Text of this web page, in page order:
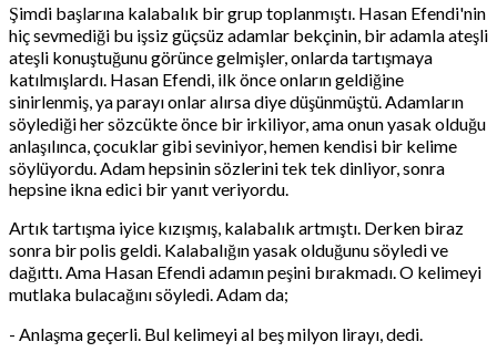
Şimdi başlarına kalabalık bir grup toplanmıştı. Hasan Efendi'nin
hiç sevmediği bu işsiz güçsüz adamlar bekçinin, bir adamla ateşli
ateşli konuştuğunu görünce gelmişler, onlarda tartışmaya
katılmışlardı. Hasan Efendi, ilk önce onların geldiğine
sinirlenmiş, ya parayı onlar alırsa diye düşünmüştü. Adamların
söylediği her sözcükte önce bir irkiliyor, ama onun yasak olduğu
anlaşılınca, çocuklar gibi seviniyor, hemen kendisi bir kelime
söylüyordu. Adam hepsinin sözlerini tek tek dinliyor, sonra
hepsine ikna edici bir yanıt veriyordu.
Artık tartışma iyice kızışmış, kalabalık artmıştı. Derken biraz
sonra bir polis geldi. Kalabalığın yasak olduğunu söyledi ve
dağıttı. Ama Hasan Efendi adamın peşini bırakmadı. O kelimeyi
mutlaka bulacağını söyledi. Adam da;
- Anlaşma geçerli. Bul kelimeyi al beş milyon lirayı, dedi.